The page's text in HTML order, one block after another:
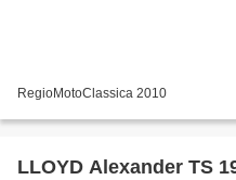
RegioMotoClassica 2010
LLOYD Alexander TS